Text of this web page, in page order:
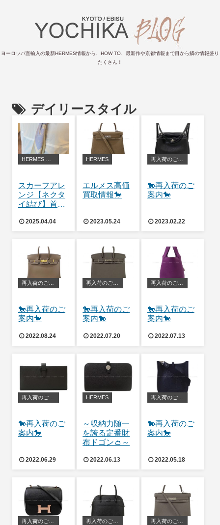
ヨーロッパ直輸入の最新HERMES情報から、HOW TO、最新作や京都情報まで目から鱗の情報盛り
たくさん！
デイリースタイル
スカーフアレ
ンジ【ネクタ
イ結び】首元
👔2025.04.04
HERMES
エルメス高価
買取情報🐎
2023.05.24
再入荷のご案内
🐎再入荷のご
案内🐎
2023.02.22
再入荷のご案内
🐎再入荷のご
案内🐎
2022.08.24
🐎再入荷のご
案内🐎
2022.07.20
再入荷のご案内
🐎再入荷のご
案内🐎
2022.07.13
再入荷のご案内
🐎再入荷のご
案内🐎
2022.06.29
HERMES
～収納力随一
を誇る定番財
布ドゴン👛～
2022.06.13
再入荷のご案内
🐎再入荷のご
案内🐎
2022.05.18
再入荷のご案内 再入荷のご案内